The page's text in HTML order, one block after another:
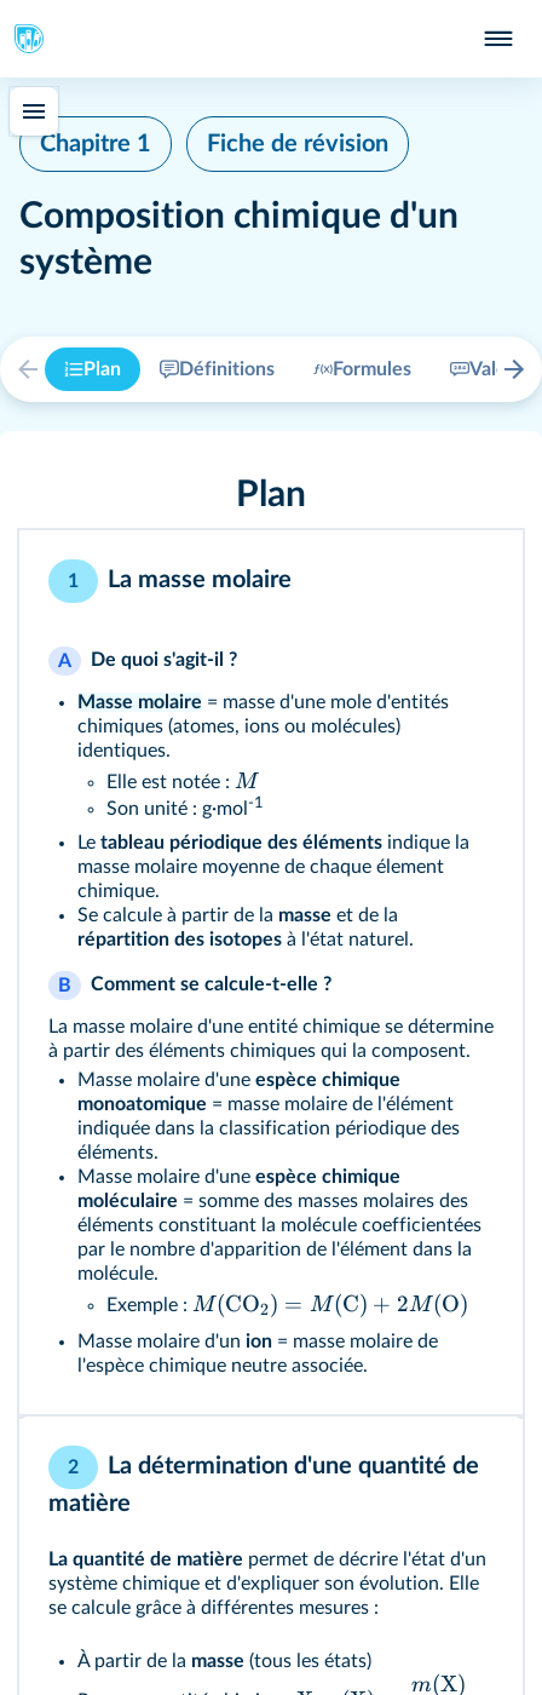
Chapitre 1 Fiche de révision
Composition chimique d'un
système
Plan Définitions Formules Valeurs
Plan
1 La masse molaire
A De quoi s'agit-il ?
Masse molaire = masse d'une mole d'entités
chimiques (atomes, ions ou molécules)
identiques.
Elle est notée : M
Son unité : g·mol -1
Le tableau périodique des éléments indique la
masse molaire moyenne de chaque élement
chimique.
Se calcule à partir de la masse et de la
répartition des isotopes à l'état naturel.
B Comment se calcule-t-elle ?
La masse molaire d'une entité chimique se détermine
à partir des éléments chimiques qui la composent.
Masse molaire d'une espèce chimique
monoatomique = masse molaire de l'élément
indiquée dans la classification périodique des
éléments.
Masse molaire d'une espèce chimique
moléculaire = somme des masses molaires des
éléments constituant la molécule coefficientées
par le nombre d'apparition de l'élément dans la
molécule.
Exemple : M(CO2) = M(C) + 2M(O)
Masse molaire d'un ion = masse molaire de
l'espèce chimique neutre associée.
2
La détermination d'une quantité de
matière
La quantité de matière permet de décrire l'état d'un
système chimique et d'expliquer son évolution. Elle
se calcule grâce à différentes mesures :
À partir de la masse (tous les états)
m(X)